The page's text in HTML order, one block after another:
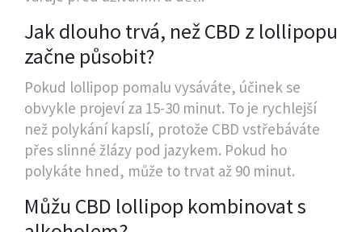
Jak dlouho trvá, než CBD z lollipopu
začne působit?
Pokud lollipop pomalu vysáváte, účinek se
obvykle projeví za 15-30 minut. To je rychlejší
než polykání kapslí, protože CBD vstřebáváte
přes slinné žlázy pod jazykem. Pokud ho
polykáte hned, může to trvat až 90 minut.
Můžu CBD lollipop kombinovat s